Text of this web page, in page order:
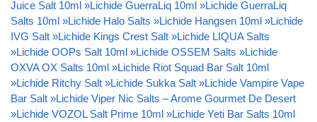
Juice Salt 10ml »Lichide GuerraLiq 10ml »Lichide GuerraLiq
Salts 10ml »Lichide Halo Salts »Lichide Hangsen 10ml »Lichide
IVG Salt »Lichide Kings Crest Salt »Lichide LIQUA Salts
»Lichide OOPs Salt 10ml »Lichide OSSEM Salts »Lichide
OXVA OX Salts 10ml »Lichide Riot Squad Bar Salt 10ml
»Lichide Ritchy Salt »Lichide Sukka Salt »Lichide Vampire Vape
Bar Salt »Lichide Viper Nic Salts – Arome Gourmet De Desert
»Lichide VOZOL Salt Prime 10ml »Lichide Yeti Bar Salts 10ml